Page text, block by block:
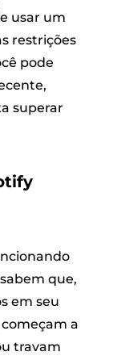
usar um
restrições
pode
superar
que,
em seu
a
travam